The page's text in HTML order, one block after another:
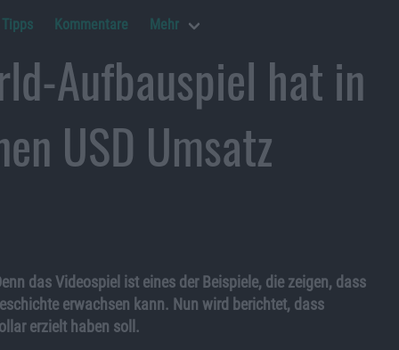
Tipps Kommentare Mehr
Aufbauspiel hat in
USD Umsatz
das Videospiel ist eines der Beispiele, die zeigen, dass
erwachsen kann. Nun wird berichtet, dass
erzielt haben soll.